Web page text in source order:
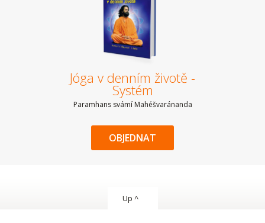
Jóga v denním životě -
Systém
Paramhans svámí Mahéšvaránanda
OBJEDNAT
Up ^